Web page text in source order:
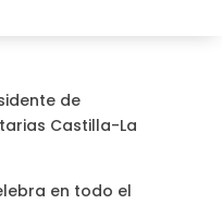
de
Castilla-La
en todo el